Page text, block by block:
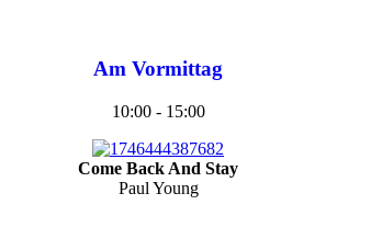
Am Vormittag
10:00 - 15:00
Come Back And Stay
Paul Young